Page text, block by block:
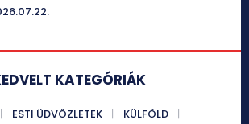
KATEGÓRIÁK
ESTI ÜDVÖZLETEK
KÜLFÖLD